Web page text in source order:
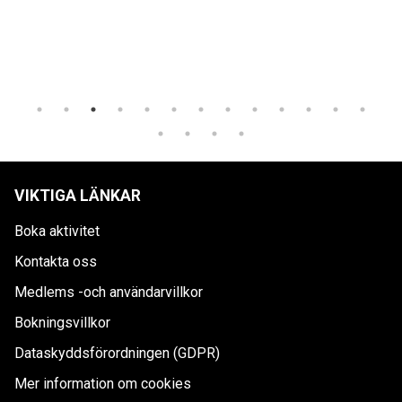
VIKTIGA LÄNKAR
Boka aktivitet
Kontakta oss
Medlems -och användarvillkor
Bokningsvillkor
Dataskyddsförordningen (GDPR)
Mer information om cookies